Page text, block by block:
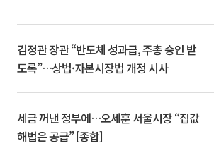
김정관 장관 “반도체 성과급, 주총 승인 받
도록”…상법·자본시장법 개정 시사
세금 꺼낸 정부에…오세훈 서울시장 “집값
해법은 공급” [종합]